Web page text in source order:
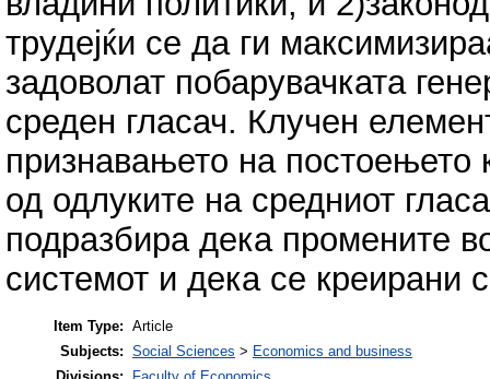
трудејќи се да ги
задоволат побарувачката
среден гласач. Клучен
признавањето на постоењето
од одлуките на средниот
подразбира дека промените
системот и дека се креирани
Item Type: Article
Subjects: Social Sciences > Economics and business